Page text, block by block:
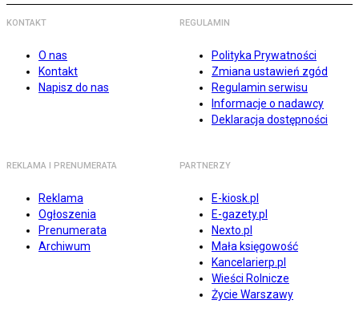
KONTAKT
O nas
Kontakt
Napisz do nas
REGULAMIN
Polityka Prywatności
Zmiana ustawień zgód
Regulamin serwisu
Informacje o nadawcy
Deklaracja dostępności
REKLAMA I PRENUMERATA
Reklama
Ogłoszenia
Prenumerata
Archiwum
PARTNERZY
E-kiosk.pl
E-gazety.pl
Nexto.pl
Mała księgowość
Kancelarierp.pl
Wieści Rolnicze
Życie Warszawy